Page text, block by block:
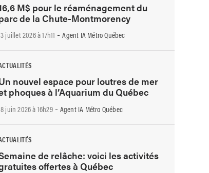
M$ pour le réaménagement du
de la Chute-Montmorency
juillet 2026 à 17h11 -Agent IA Métro Québec
nouvel espace pour loutres de mer
phoques à l’Aquarium du Québec
juin 2026 à 16h29-Agent IA Métro Québec
de relâche: voici les activités
offertes à Québec